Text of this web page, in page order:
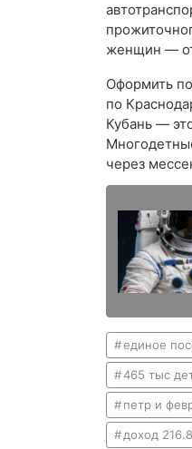
женщин —
Оформить
по
Кубань —
через
единое
465 тыс
петр и
доход